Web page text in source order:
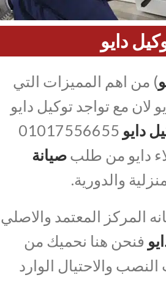
دايو
) من اهم المميزات التي
لان مع تواجد توكيل دايو
دايو 01017556655
دايو من طلبصيانة
والدورية.
المركز المعتمد والاصلي
فنحن هنا نحميك من
والاحتيال الوارد